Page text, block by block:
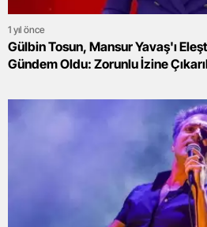
1 yıl önce
Gülbin Tosun, Mansur Yavaş'ı
Gündem Oldu: Zorunlu İzine